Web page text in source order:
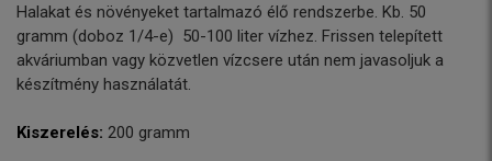
Halakat és növényeket tartalmazó élő rendszerbe. Kb. 50
gramm (doboz 1/4-e) 50-100 liter vízhez. Frissen telepített
akváriumban vagy közvetlen vízcsere után nem javasoljuk a
készítmény használatát.
Kiszerelés: 200 gramm